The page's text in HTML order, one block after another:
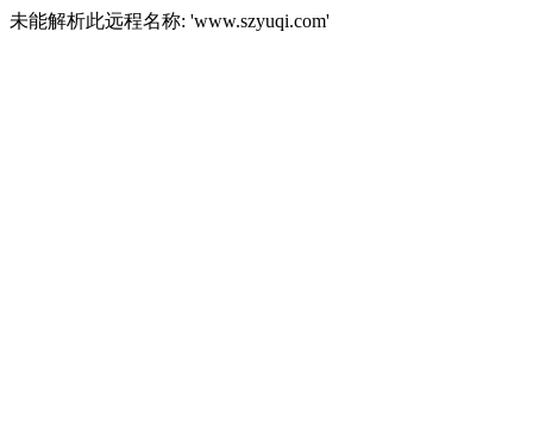
未能解析此远程名称: 'www.szyuqi.com'